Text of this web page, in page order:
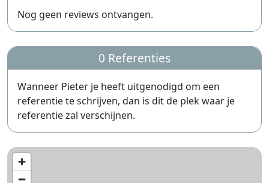
Nog geen reviews ontvangen.
0 Referenties
Wanneer Pieter je heeft uitgenodigd om een
referentie te schrijven, dan is dit de plek waar je
referentie zal verschijnen.